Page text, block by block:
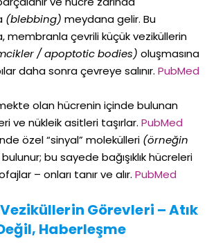
(blebbing)meydana gelir. Bu
membranla çevrili küçük veziküllerin
/ apoptotic bodies)oluşmasına
daha sonra çevreye salınır.PubMed
olan hücrenin içinde bulunan
ve nükleik asitleri taşırlar.PubMed
özel “sinyal” molekülleri (örneğin
bulunur; bu sayede bağışıklık hücreleri
– onları tanır ve alır.PubMed
Görevleri – Atık
Haberleşme